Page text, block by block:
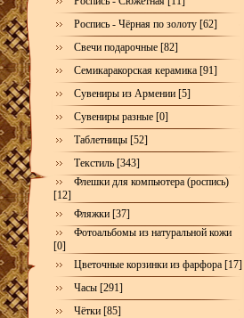
Роспись - Чёрная по золоту [62]
Свечи подарочные [82]
Семикаракорская керамика [91]
Сувениры из Армении [5]
Сувениры разные [0]
Таблетницы [52]
Текстиль [343]
Флешки для компьютера (роспись)
[12]
Фляжки [37]
Фотоальбомы из натуральной кожи
[0]
Цветочные корзинки из фарфора [17]
Часы [291]
Чётки [85]